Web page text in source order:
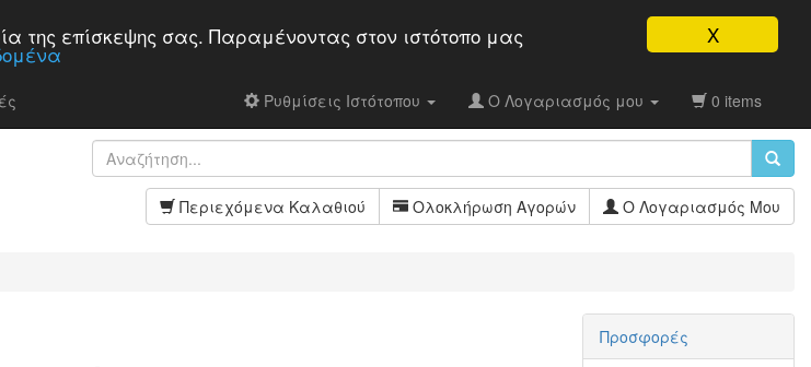
X
της επίσκεψης σας. Παραμένοντας στον ιστότοπo μας
Ρυθμίσεις Ιστότοπου Ο Λογαριασμός μου 0 items
Περιεχόμενα Καλαθιού Ολοκλήρωση Αγορών Ο Λογαριασμός Μου
Προσφορές